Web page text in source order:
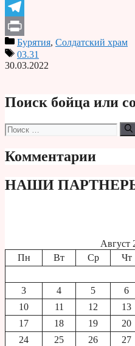
Odnoklassniki
Telegram
PrintБурятия, Солдатский храм
03.31
30.03.2022
Поиск бойца или
Поиск:
Комментарии
НАШИ
Август
Пн
Вт Ср Чт
3
4 5 6
10
11 12 13
17
18 19 20
24
25 26 27